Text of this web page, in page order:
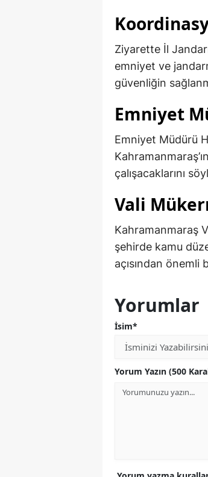
Ziyarette İl
emniyet ve
güvenliğin
Emniyet
Emniyet Müdürü
çalışacaklarını
Vali
Kahramanmaraş
şehirde kamu
açısından önemli
Yorumlar
İsim*
Yorum Yazın (500